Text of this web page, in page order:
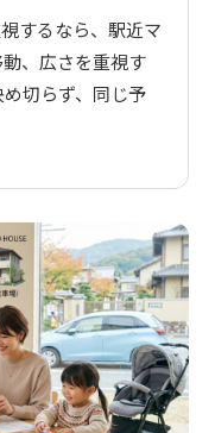
するなら、駅近マ
、広さを重視す
切らず、同じ予